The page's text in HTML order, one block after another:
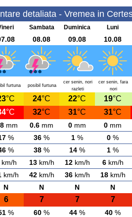
detaliata - Vremea in
Sambata Duminica Luni
08.08 09.08 10.08
furtuna posibil furtuna
cer senin, nori
razleti
cer senin, fara
nori
°C 24°C 22°C 19°C
°C 32°C 31°C 31°C
mm 0.6 mm 0 mm 0 mm
% 36 % 1 % 0 %
% 38 % 14 % 1 %
h 13km/h 12km/h 6km/h
km/h 42km/h 36km/h 18km/h
N N N N
6 7 7 7
% 60 % 44 % 40 %